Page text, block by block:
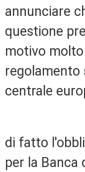
annunciare
questione
motivo
regolamento
centrale
di fatto
per la Banca